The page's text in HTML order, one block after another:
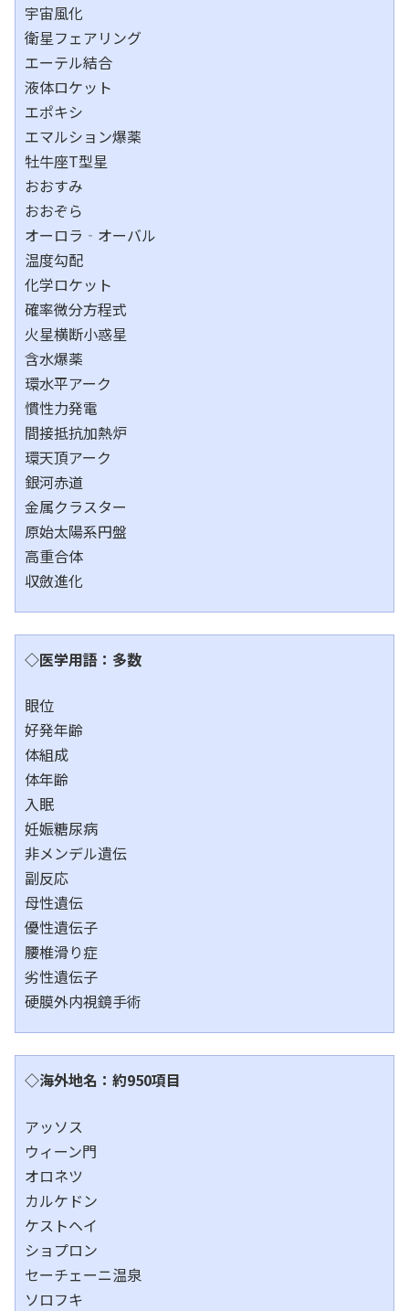
宇宙風化
衛星フェアリング
エーテル結合
液体ロケット
エポキシ
エマルション爆薬
牡牛座T型星
おおすみ
おおぞら
オーロラ‐オーバル
温度勾配
化学ロケット
確率微分方程式
火星横断小惑星
含水爆薬
環水平アーク
慣性力発電
間接抵抗加熱炉
環天頂アーク
銀河赤道
金属クラスター
原始太陽系円盤
高重合体
収斂進化
◇医学用語：多数
眼位
好発年齢
体組成
体年齢
入眠
妊娠糖尿病
非メンデル遺伝
副反応
母性遺伝
優性遺伝子
腰椎滑り症
劣性遺伝子
硬膜外内視鏡手術
◇海外地名：約950項目
アッソス
ウィーン門
オロネツ
カルケドン
ケストヘイ
ショプロン
セーチェーニ温泉
ソロフキ